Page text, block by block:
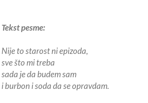
Tekst pesme:
Nije to starost ni epizoda,
sve što mi treba
sada je da budem sam
i burbon i soda da se opravdam.